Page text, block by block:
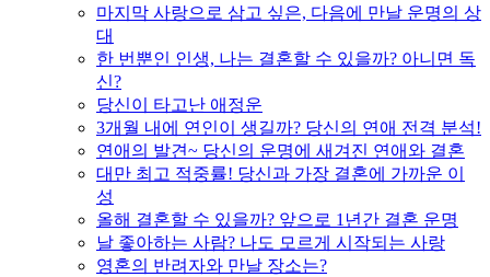
마지막 사랑으로 삼고 싶은, 다음에 만날 운명의 상
대
한 번뿐인 인생, 나는 결혼할 수 있을까? 아니면 독
신?
당신이 타고난 애정운
3개월 내에 연인이 생길까? 당신의 연애 전격 분석!
연애의 발견~ 당신의 운명에 새겨진 연애와 결혼
대만 최고 적중률! 당신과 가장 결혼에 가까운 이
성
올해 결혼할 수 있을까? 앞으로 1년간 결혼 운명
날 좋아하는 사람? 나도 모르게 시작되는 사랑
영혼의 반려자와 만날 장소는?